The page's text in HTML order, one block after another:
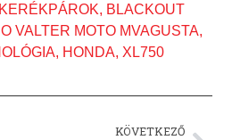
, BLACKOUT
VALTER MOTO MVAGUSTA,
, HONDA, XL750
KÖVETKEZŐ